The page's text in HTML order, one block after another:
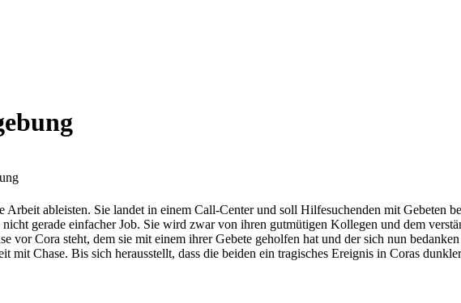
ableisten. Sie landet in einem Call-Center und soll Hilfesuchenden mit Gebeten
gerade einfacher Job. Sie wird zwar von ihren gutmütigen Kollegen und dem
vor Cora steht, dem sie mit einem ihrer Gebete geholfen hat und der sich nun
Chase. Bis sich herausstellt, dass die beiden ein tragisches Ereignis in Coras